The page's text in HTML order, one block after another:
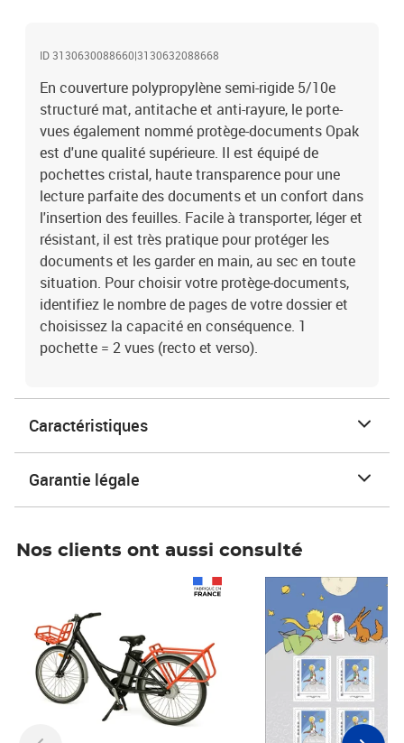
ID 3130630088660|3130632088668
En couverture polypropylène semi-rigide 5/10e
structuré mat, antitache et anti-rayure, le porte-
vues également nommé protège-documents Opak
est d'une qualité supérieure. Il est équipé de
pochettes cristal, haute transparence pour une
lecture parfaite des documents et un confort dans
l'insertion des feuilles. Facile à transporter, léger et
résistant, il est très pratique pour protéger les
documents et les garder en main, au sec en toute
situation. Pour choisir votre protège-documents,
identifiez le nombre de pages de votre dossier et
choisissez la capacité en conséquence. 1
pochette = 2 vues (recto et verso).
Caractéristiques
Garantie légale
Nos clients ont aussi consulté
Prix 7,50€